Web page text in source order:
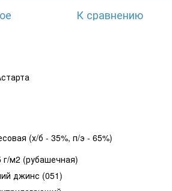
К сравнению
(х/б - 35%, п/э - 65%)
г/м2 (рубашечная)
джинс (051)